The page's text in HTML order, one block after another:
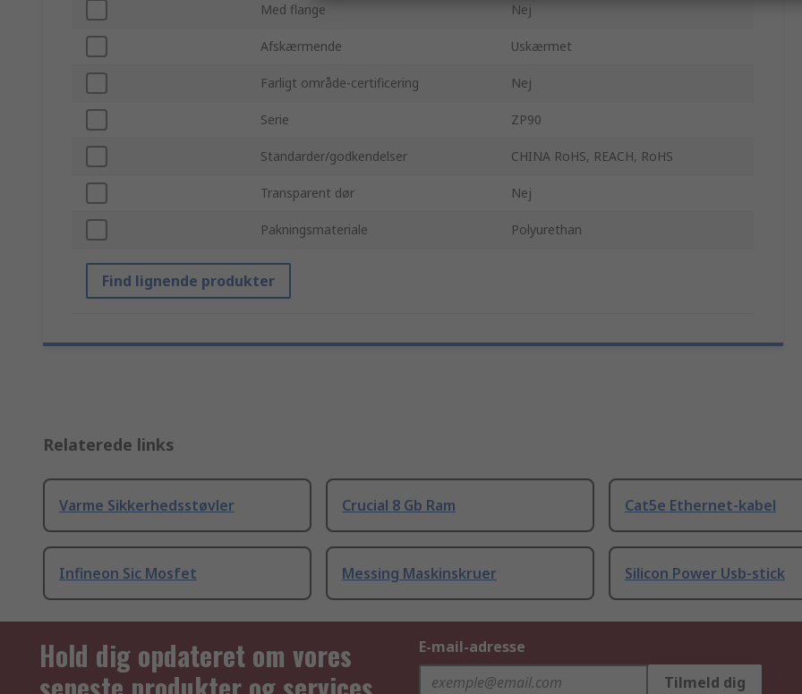
Med flange Nej
Afskærmende Uskærmet
Farligt område-certificering Nej
Serie ZP90
Standarder/godkendelser CHINA RoHS, REACH, RoHS
Transparent dør Nej
Pakningsmateriale Polyurethan
Find lignende produkter
Relaterede links
Varme Sikkerhedsstøvler Crucial 8 Gb Ram Cat5e Ethernet-kabel
Infineon Sic Mosfet Messing Maskinskruer Silicon Power Usb-stick
Hold dig opdateret om vores
E-mail-adresse
Tilmeld dig